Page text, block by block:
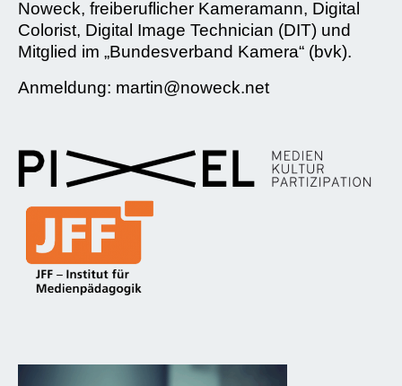
Noweck, freiberuflicher Kameramann, Digital
Colorist, Digital Image Technician (DIT) und
Mitglied im „Bundesverband Kamera“ (bvk).
Anmeldung: martin@noweck.net